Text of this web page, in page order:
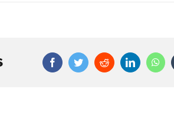
FacebookTwitterRedditLinkedIn